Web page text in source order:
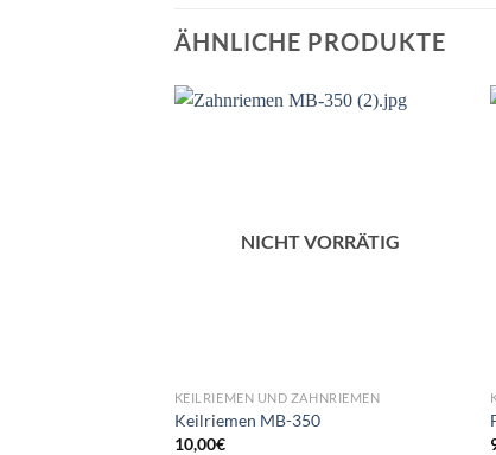
ÄHNLICHE PRODUKTE
NICHT VORRÄTIG
KEILRIEMEN UND ZAHNRIEMEN
Keilriemen MB-350
10,00€